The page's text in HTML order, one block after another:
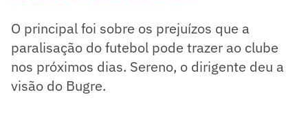
O principal foi sobre os prejuízos que a
paralisação do futebol pode trazer ao clube
nos próximos dias. Sereno, o dirigente deu a
visão do Bugre.